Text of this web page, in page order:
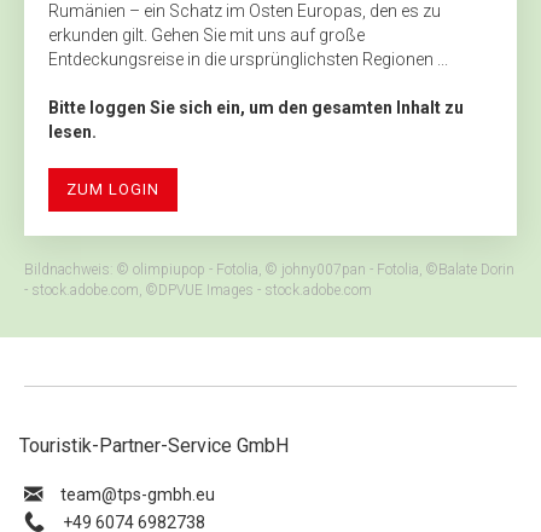
Rumänien – ein Schatz im Osten Europas, den es zu
erkunden gilt. Gehen Sie mit uns auf große
Entdeckungsreise in die ursprünglichsten Regionen ...
Bitte loggen Sie sich ein, um den gesamten Inhalt zu
lesen.
ZUM LOGIN
Bildnachweis: © olimpiupop - Fotolia, © johny007pan - Fotolia, ©Balate Dorin
- stock.adobe.com, ©DPVUE Images - stock.adobe.com
Touristik-Partner-Service GmbH
ue.hbmg-spt@maet
+49 6074 6982738